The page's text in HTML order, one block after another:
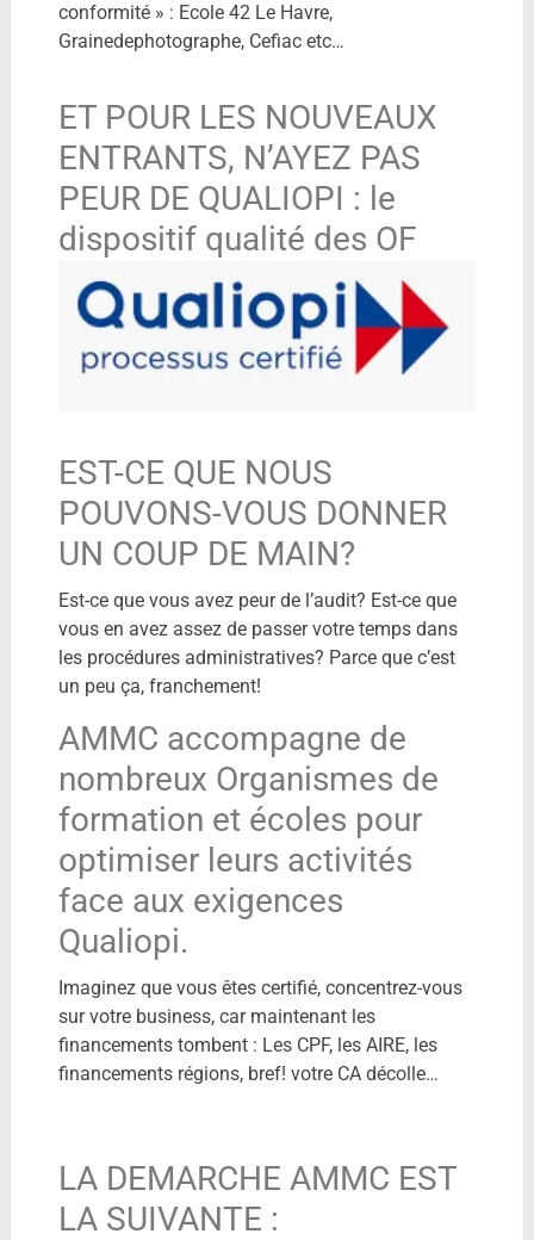
conformité » : Ecole 42 Le Havre,
Grainedephotographe, Cefiac etc…
ET POUR LES NOUVEAUX
ENTRANTS, N’AYEZ PAS
PEUR DE QUALIOPI : le
dispositif qualité des OF
EST-CE QUE NOUS
POUVONS-VOUS DONNER
UN COUP DE MAIN?
Est-ce que vous avez peur de l’audit? Est-ce que
vous en avez assez de passer votre temps dans
les procédures administratives? Parce que c’est
un peu ça, franchement!
AMMC accompagne de
nombreux Organismes de
formation et écoles pour
optimiser leurs activités
face aux exigences
Qualiopi.
Imaginez que vous êtes certifié, concentrez-vous
sur votre business, car maintenant les
financements tombent : Les CPF, les AIRE, les
financements régions, bref! votre CA décolle…
LA DEMARCHE AMMC EST
LA SUIVANTE :